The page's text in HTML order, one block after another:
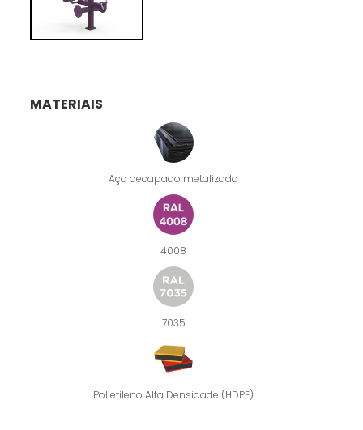
MATERIAIS
Aço decapado metalizado
4008
7035
Polietileno Alta Densidade (HDPE)